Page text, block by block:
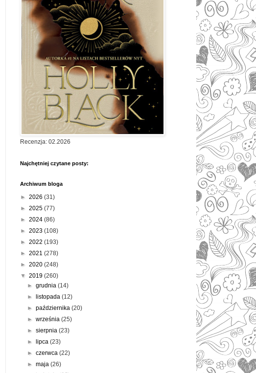
Recenzja: 02.2026
Najchętniej czytane posty:
Archiwum bloga
► 2026 (31)
► 2025 (77)
► 2024 (86)
► 2023 (108)
► 2022 (193)
► 2021 (278)
► 2020 (248)
▼ 2019 (260)
►grudnia(14)
►listopada(12)
►października(20)
►września(25)
►sierpnia(23)
►lipca(23)
►czerwca(22)
►maja(26)